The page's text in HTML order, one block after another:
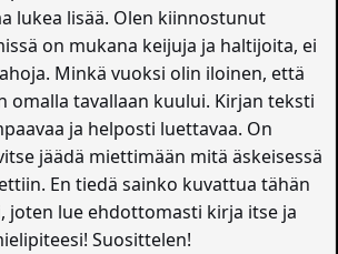
lukea lisää. Olen kiinnostunut
on mukana keijuja ja haltijoita, ei
Minkä vuoksi olin iloinen, että
omalla tavallaan kuului. Kirjan teksti
ja helposti luettavaa. On
jäädä miettimään mitä äskeisessä
En tiedä sainko kuvattua tähän
joten lue ehdottomasti kirja itse ja
Suosittelen!